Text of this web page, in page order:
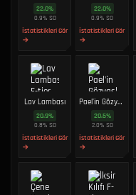
22.0%
0.9% SO
İstatistikleri Gör
→
22.0%
0.9%SO
İstatistikleri Gör
→
Lav Lambası
20.9%
0.8% SO
İstatistikleri Gör
→
Pael'in Gözyaşları
20.5%
2.0% SO
İstatistikleri Gör
→